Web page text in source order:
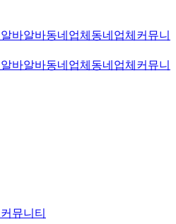
알바알바동네업체 동네업체 커뮤니
알바알바동네업체 동네업체 커뮤니
커뮤니티